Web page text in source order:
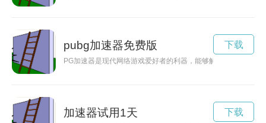
pubg加速器免费版
PG加速器是现代网络游戏爱好者的利器，能够解决游戏卡顿、
下载
加速器试用1天 下载